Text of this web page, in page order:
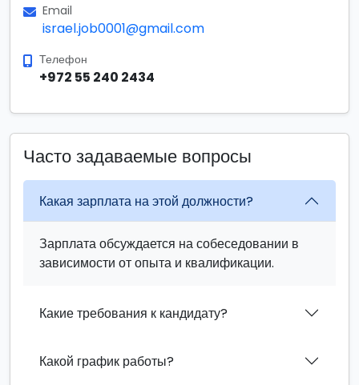
Email
israel.job0001@gmail.com
Телефон
+972 55 240 2434
Часто задаваемые вопросы
Какая зарплата на этой должности?
Зарплата обсуждается на собеседовании в
зависимости от опыта и квалификации.
Какие требования к кандидату?
Какой график работы?